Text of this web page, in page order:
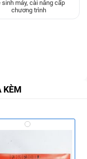
sinh máy, cài nâng cấp
chương trình
KÈM